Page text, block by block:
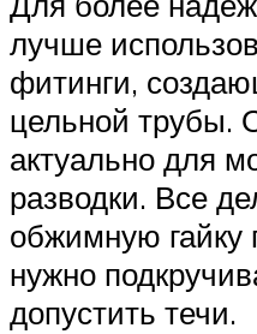
лучше
фитинги,
цельной трубы.
актуально для
разводки. Все
обжимную гайку
нужно
допустить течи.